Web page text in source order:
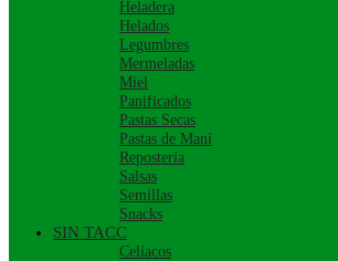
Heladera
Helados
Legumbres
Mermeladas
Miel
Panificados
Pastas Secas
Pastas de Maní
Repostería
Salsas
Semillas
Snacks
SIN TACC
Celíacos